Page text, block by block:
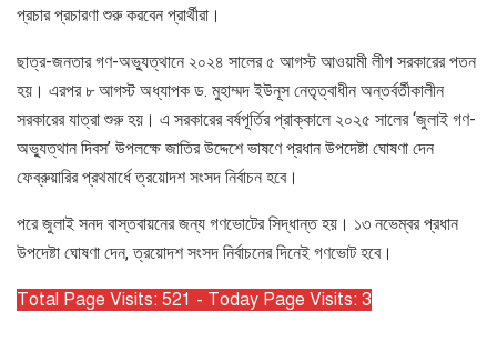
প্রচার প্রচারণা শুরু করবেন প্রার্থীরা।
ছাত্র-জনতার গণ-অভ্যুত্থানে ২০২৪ সালের ৫ আগস্ট আওয়ামী লীগ সরকারের পতন
হয়। এরপর ৮ আগস্ট অধ্যাপক ড. মুহাম্মদ ইউনূস নেতৃত্বাধীন অন্তর্বর্তীকালীন
সরকারের যাত্রা শুরু হয়। এ সরকারের বর্ষপূর্তির প্রাক্কালে ২০২৫ সালের ‘জুলাই গণ-
অভ্যুত্থান দিবস’ উপলক্ষে জাতির উদ্দেশে ভাষণে প্রধান উপদেষ্টা ঘোষণা দেন
ফেব্রুয়ারির প্রথমার্ধে ত্রয়োদশ সংসদ নির্বাচন হবে।
পরে জুলাই সনদ বাস্তবায়নের জন্য গণভোটের সিদ্ধান্ত হয়। ১৩ নভেম্বর প্রধান
উপদেষ্টা ঘোষণা দেন, ত্রয়োদশ সংসদ নির্বাচনের দিনেই গণভোট হবে।
Total Page Visits: 521 - Today Page Visits: 3